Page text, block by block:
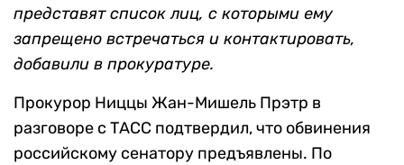
представят список лиц, с которыми ему
запрещено встречаться и контактировать,
добавили в прокуратуре.
Прокурор Ниццы Жан-Мишель Прэтр в
разговоре с ТАСС подтвердил, что обвинения
российскому сенатору предъявлены. По